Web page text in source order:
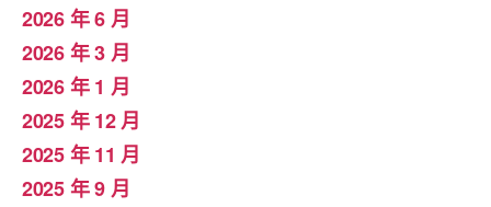
2026 年 6 月
2026 年 3 月
2026 年 1 月
2025 年 12 月
2025 年 11 月
2025 年 9 月